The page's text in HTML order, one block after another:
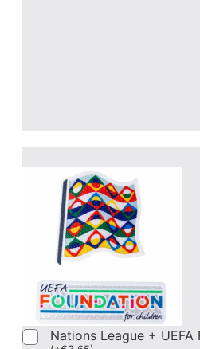
Nations League +